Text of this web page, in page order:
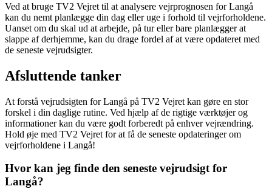
Ved at bruge TV2 Vejret til at analysere vejrprognosen for Langå
kan du nemt planlægge din dag eller uge i forhold til vejrforholdene.
Uanset om du skal ud at arbejde, på tur eller bare planlægger at
slappe af derhjemme, kan du drage fordel af at være opdateret med
de seneste vejrudsigter.
Afsluttende tanker
At forstå vejrudsigten for Langå på TV2 Vejret kan gøre en stor
forskel i din daglige rutine. Ved hjælp af de rigtige værktøjer og
informationer kan du være godt forberedt på enhver vejrændring.
Hold øje med TV2 Vejret for at få de seneste opdateringer om
vejrforholdene i Langå!
Hvor kan jeg finde den seneste vejrudsigt for
Langå?